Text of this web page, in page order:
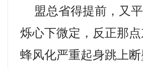
盟总省得提前，又
烁心下微定，反正那
蜂风化严重起身跳上